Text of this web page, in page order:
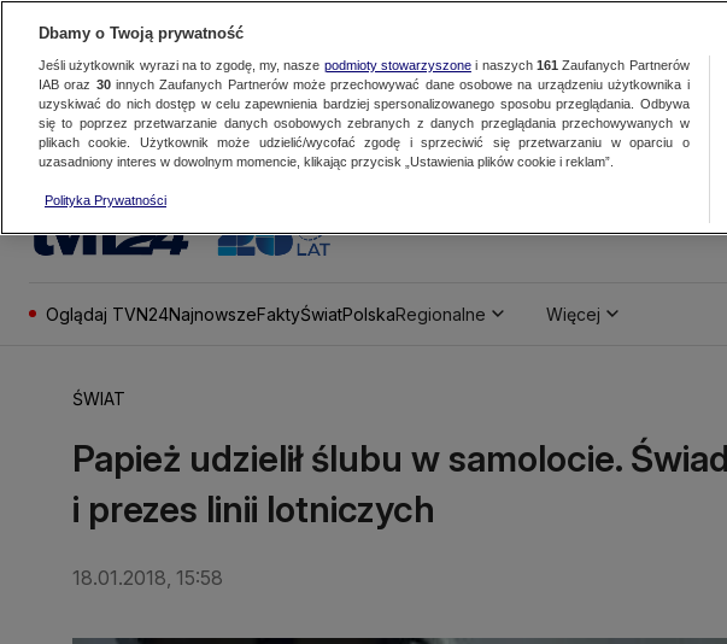
Oglądaj TVN24NajnowszeFaktyŚwiatPolskaRegionalne Więcej
ŚWIAT
Papież udzielił ślubu w samolocie.
i prezes linii lotniczych
18.01.2018, 15:58
Dbamy o Twoją prywatność
Jeśli użytkownik wyrazi na to zgodę, my, nasze podmioty stowarzyszonei naszych 161 Zaufanych Partnerów
IAB oraz 30innych Zaufanych Partnerów może przechowywać dane osobowe na urządzeniu użytkownika i
uzyskiwać do nich dostęp w celu zapewnienia bardziej spersonalizowanego sposobu przeglądania. Odbywa
się to poprzez przetwarzanie danych osobowych zebranych z danych przeglądania przechowywanych w
plikach cookie. Użytkownik może udzielić/wycofać zgodę i sprzeciwić się przetwarzaniu w oparciu o
uzasadniony interes w dowolnym momencie, klikając przycisk „Ustawienia plików cookie i reklam”.
Polityka Prywatności